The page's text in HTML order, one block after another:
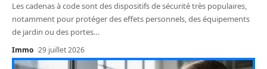
Les cadenas à code sont des dispositifs de sécurité très populaires,
notamment pour protéger des effets personnels, des équipements
de jardin ou des portes…
Immo 29 juillet 2026